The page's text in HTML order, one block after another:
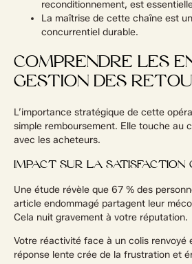
reconditionnement, est
La maîtrise de cette chaîne est
concurrentiel durable.
COMPRENDRE LES
GESTION DES
L’importance stratégique de cette
simple remboursement. Elle touche au
avec les acheteurs.
IMPACT SUR LA SATISFACTION
Une étude révèle que 67 % des
article endommagé partagent leur
Cela nuit gravement à votre réputation.
Votre réactivité face à un colis renvoyé
réponse lente crée de la frustration et